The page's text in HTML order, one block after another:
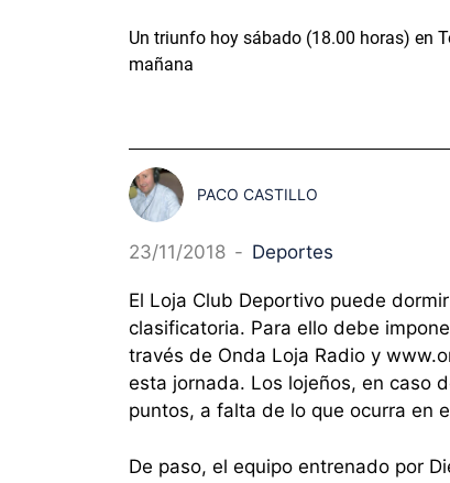
Un triunfo hoy sábado (18.00 horas) en
mañana
PACO CASTILLO
23/11/2018 - Deportes
El Loja Club Deportivo puede
clasificatoria. Para ello debe
través de Onda Loja Radio y
esta jornada. Los lojeños, en caso
puntos, a falta de lo que ocurra en
De paso, el equipo entrenado por